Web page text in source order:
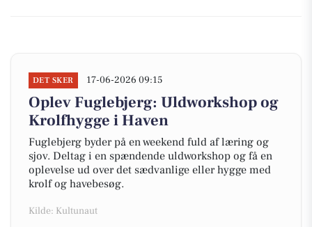
DET SKER 17-06-2026 09:15
Oplev Fuglebjerg: Uldworkshop og
Krolfhygge i Haven
Fuglebjerg byder på en weekend fuld af læring og
sjov. Deltag i en spændende uldworkshop og få en
oplevelse ud over det sædvanlige eller hygge med
krolf og havebesøg.
Kilde: Kultunaut